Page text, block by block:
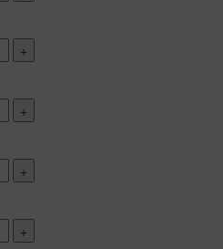
+
+
+
+